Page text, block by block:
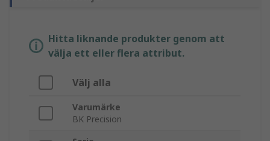
Hitta liknande produkter genom att
välja ett eller flera attribut.
Välj alla
Varumärke
BK Precision